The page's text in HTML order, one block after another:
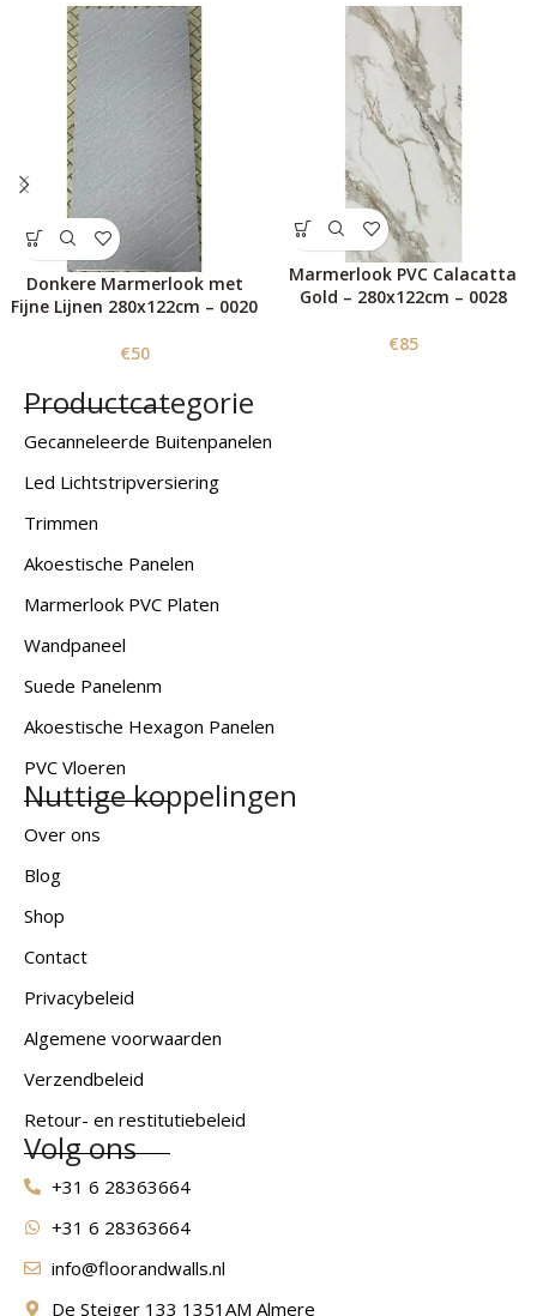
Donkere Marmerlook met
Fijne Lijnen 280x122cm – 0020
€50
Marmerlook PVC Calacatta
Gold – 280x122cm – 0028
€85
Productcategorie
Gecanneleerde Buitenpanelen
Led Lichtstripversiering
Trimmen
Akoestische Panelen
Marmerlook PVC Platen
Wandpaneel
Suede Panelenm
Akoestische Hexagon Panelen
PVC Vloeren
Nuttige koppelingen
Over ons
Blog
Shop
Contact
Privacybeleid
Algemene voorwaarden
Verzendbeleid
Retour- en restitutiebeleid
Volg ons
+31 6 28363664
+31 6 28363664
info@floorandwalls.nl
De Steiger 133 1351AM Almere